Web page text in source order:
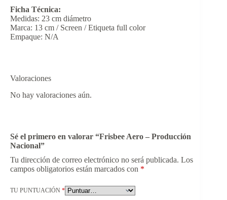
Ficha Técnica:
Medidas: 23 cm diámetro
Marca: 13 cm / Screen / Etiqueta full color
Empaque: N/A
Valoraciones
No hay valoraciones aún.
Sé el primero en valorar “Frisbee Aero – Producción
Nacional”
Tu dirección de correo electrónico no será publicada. Los
campos obligatorios están marcados con *
TU PUNTUACIÓN *